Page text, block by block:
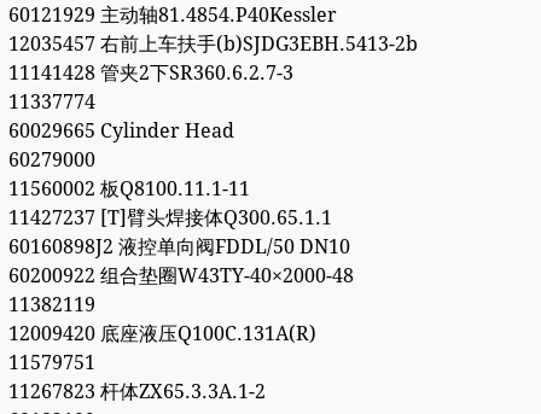
60121929 主动轴81.4854.P40Kessler
12035457 右前上车扶手(b)SJDG3EBH.5413-2b
11141428 管夹2下SR360.6.2.7-3
11337774
60029665 Cylinder Head
60279000
11560002 板Q8100.11.1-11
11427237 [T]臂头焊接体Q300.65.1.1
60160898J2 液控单向阀FDDL/50 DN10
60200922 组合垫圈W43TY-40×2000-48
11382119
12009420 底座液压Q100C.131A(R)
11579751
11267823 杆体ZX65.3.3A.1-2